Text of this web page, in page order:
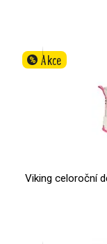
% Akce
Viking celoroční